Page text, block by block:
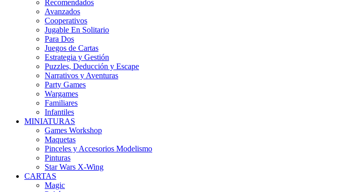
Recomendados
Avanzados
Cooperativos
Jugable En Solitario
Para Dos
Juegos de Cartas
Estrategia y Gestión
Puzzles, Deducción y Escape
Narrativos y Aventuras
Party Games
Wargames
Familiares
Infantiles
MINIATURAS
Games Workshop
Maquetas
Pinceles y Accesorios Modelismo
Pinturas
Star Wars X-Wing
CARTAS
Magic